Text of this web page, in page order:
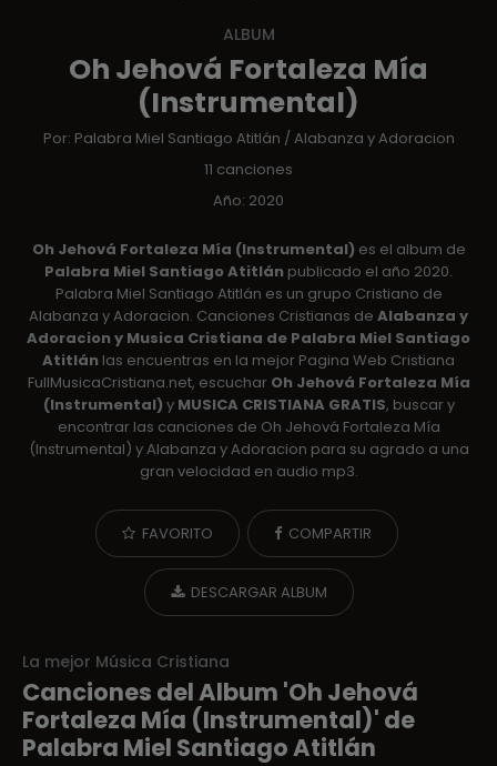
ALBUM
Oh Jehová Fortaleza Mía
(Instrumental)
Por: Palabra Miel Santiago Atitlán / Alabanza y Adoracion
11 canciones
Año: 2020
Oh Jehová Fortaleza Mía (Instrumental) es el album de
Palabra Miel Santiago Atitlán publicado el año 2020.
Palabra Miel Santiago Atitlán es un grupo Cristiano de
Alabanza y Adoracion. Canciones Cristianas de Alabanza y
Adoracion y Musica Cristiana de Palabra Miel Santiago
Atitlán las encuentras en la mejor Pagina Web Cristiana
FullMusicaCristiana.net, escuchar Oh Jehová Fortaleza Mía
(Instrumental) y MUSICA CRISTIANA GRATIS, buscar y
encontrar las canciones de Oh Jehová Fortaleza Mía
(Instrumental) y Alabanza y Adoracion para su agrado a una
gran velocidad en audio mp3.
FAVORITO COMPARTIR
DESCARGAR ALBUM
La mejor Música Cristiana
Canciones del Album 'Oh Jehová
Fortaleza Mía (Instrumental)' de
Palabra Miel Santiago Atitlán